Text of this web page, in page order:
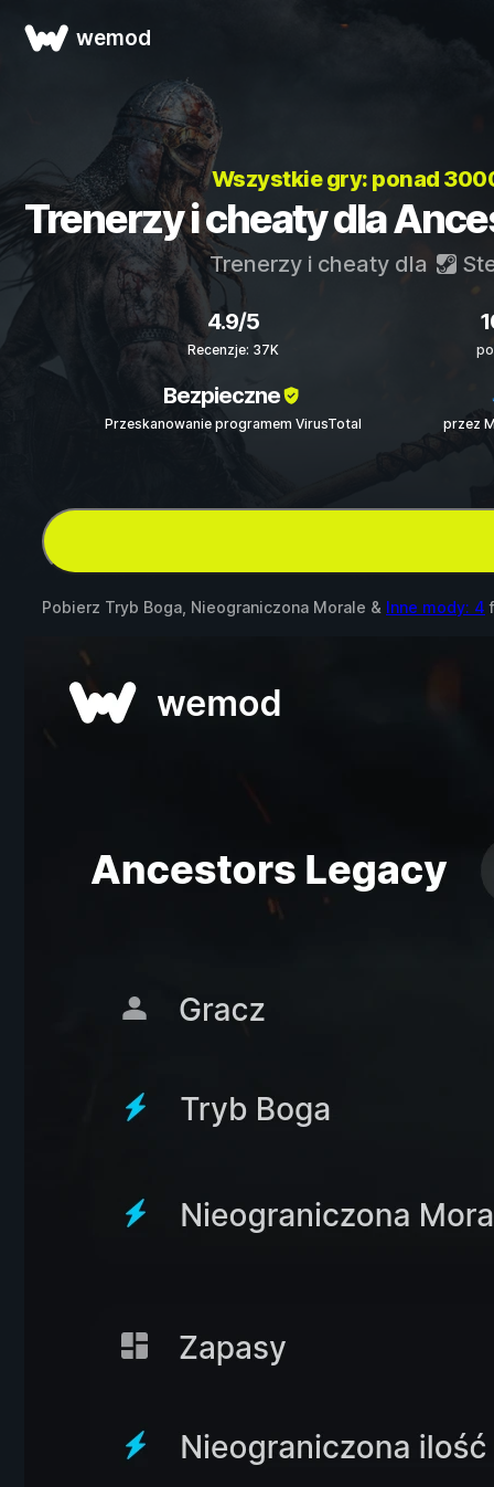
wemod
Wszystkie gry: ponad
Trenerzy i cheaty dla
Trenerzy i cheaty dla
4.9/5
Recenzje: 37K
Bezpieczne
Przeskanowanie programem VirusTotal przez
Pobierz Tryb Boga, Nieograniczona Morale & Inne mody: 4